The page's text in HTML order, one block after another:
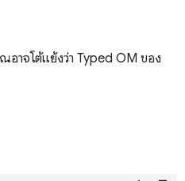
าจโต้แย้งว่า Typed OM ของ